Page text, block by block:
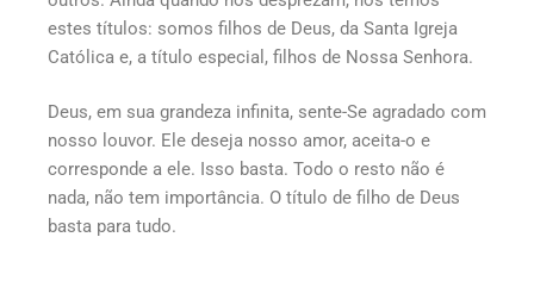
estes títulos: somos filhos de Deus, da Santa Igreja
Católica e, a título especial, filhos de Nossa Senhora.
Deus, em sua grandeza infinita, sente-Se agradado com
nosso louvor. Ele deseja nosso amor, aceita-o e
corresponde a ele. Isso basta. Todo o resto não é
nada, não tem importância. O título de filho de Deus
basta para tudo.